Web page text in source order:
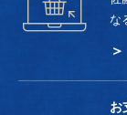
な
お